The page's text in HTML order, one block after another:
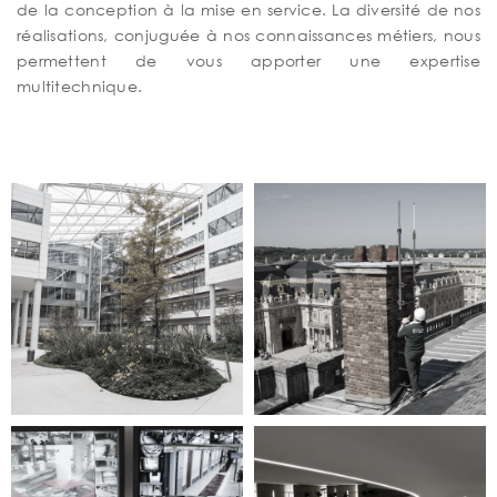
de la conception à la mise en service. La diversité de nos
réalisations, conjuguée à nos connaissances métiers, nous
permettent de vous apporter une expertise
multitechnique.